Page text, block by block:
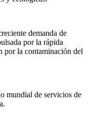
demanda de
por la rápida
por la contaminación del
mundial de servicios de